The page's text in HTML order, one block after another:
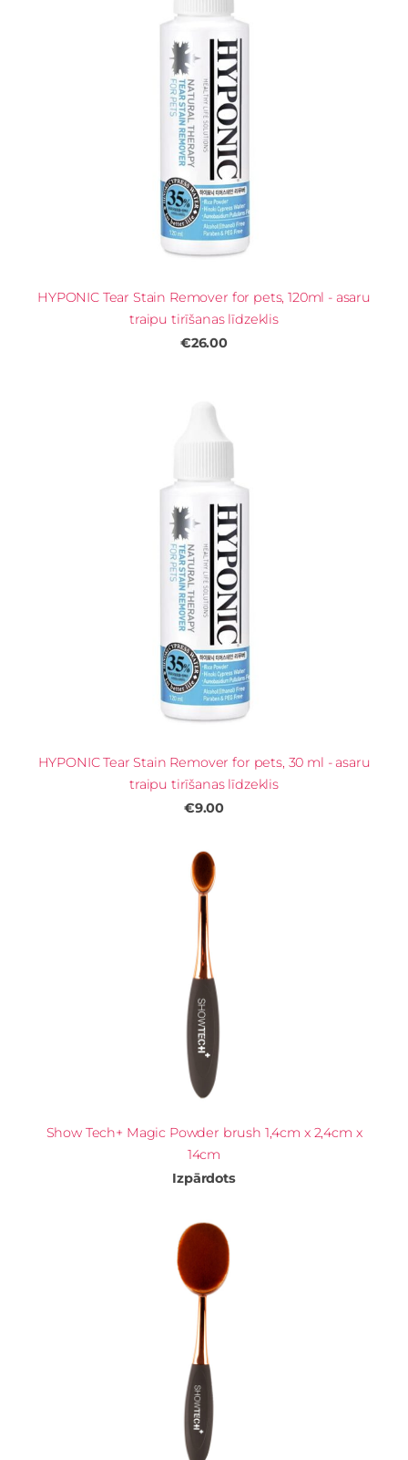
HYPONIC Tear Stain Remover for pets, 120ml - asaru
traipu tirīšanas līdzeklis
€26.00
HYPONIC Tear Stain Remover for pets, 30 ml - asaru
traipu tirīšanas līdzeklis
€9.00
Show Tech+ Magic Powder brush 1,4cm x 2,4cm x
14cm
Izpārdots